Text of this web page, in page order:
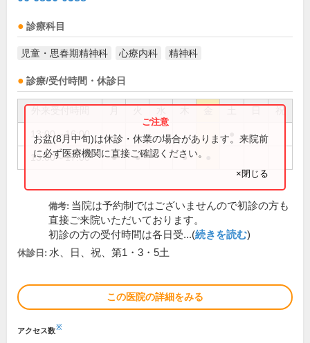
診療科目
児童・思春期精神科 心療内科 精神科
診療/受付時間・休診日
祝
13:00～16:00
13:00～17:00 ● ● ●
お盆(8月中旬)は休診・休業の場合があります。来院前
に必ず医療機関に直接ご確認ください。
×閉じる
備考: 当院は予約制ではございませんので初診の方も
直接ご来院いただいております。
初診の方の受付時間は各日受...(続きを読む)
休診日: 水、日、祝、第1・3・5土
この医院の詳細をみる
アクセス数※